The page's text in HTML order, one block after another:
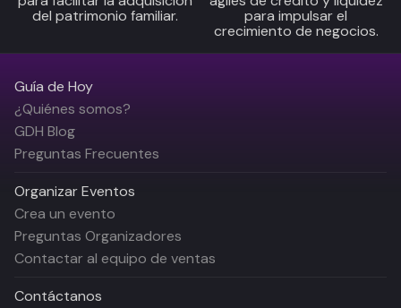
del patrimonio familiar.
para impulsar el
crecimiento de negocios.
Guía de Hoy
¿Quiénes somos?
GDH Blog
Preguntas Frecuentes
Organizar Eventos
Crea un evento
Preguntas Organizadores
Contactar al equipo de ventas
Contáctanos